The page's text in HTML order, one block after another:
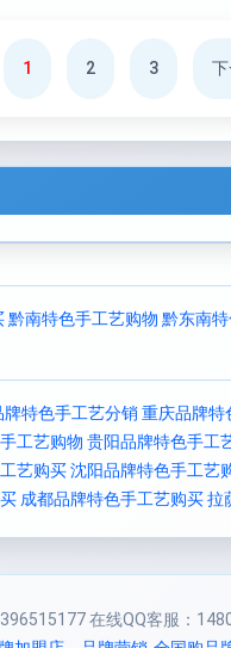
1 2 3
黔南特色手工艺购物 黔东南
牌特色手工艺分销重庆品牌特
工艺购物 贵阳品牌特色手工
艺购买沈阳品牌特色手工艺
成都品牌特色手工艺购买拉
在线QQ客服：